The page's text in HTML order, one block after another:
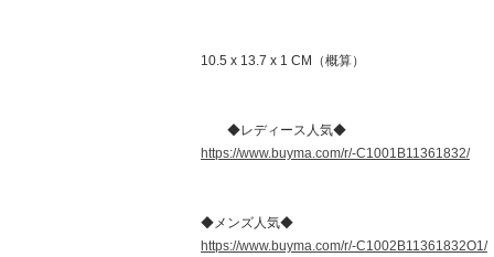
10.5 x 13.7 x 1 CM（概算）
◆レディース人気◆
https://www.buyma.com/r/-C1001B11361832/
◆メンズ人気◆
https://www.buyma.com/r/-C1002B11361832O1/